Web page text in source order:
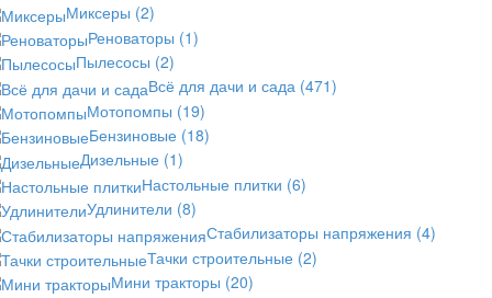
Миксеры (2)
Реноваторы (1)
Пылесосы (2)
Всё для дачи и сада (471)
Мотопомпы (19)
Бензиновые (18)
Дизельные (1)
Настольные плитки (6)
Удлинители (8)
Стабилизаторы напряжения (4)
Тачки строительные (2)
Мини тракторы (20)